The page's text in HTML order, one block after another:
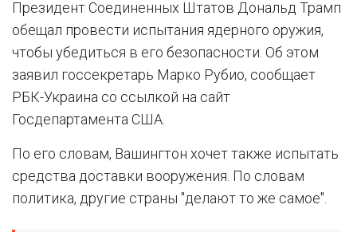
Президент Соединенных Штатов Дональд Трамп
обещал провести испытания ядерного оружия,
чтобы убедиться в его безопасности. Об этом
заявил госсекретарь Марко Рубио, сообщает
РБК-Украина со ссылкой на сайт
Госдепартамента США.
По его словам, Вашингтон хочет также испытать
средства доставки вооружения. По словам
политика, другие страны "делают то же самое".